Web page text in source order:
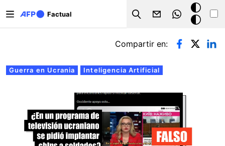
Factual
Search
Modo
oscuro
Solapas principales
Guerra en Ucrania Inteligencia Artificial
Compartir en: